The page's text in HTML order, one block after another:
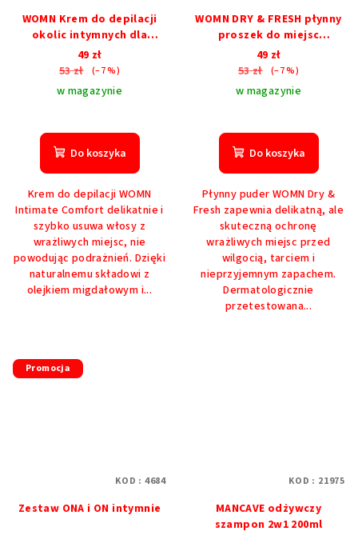
WOMN Krem do depilacji
okolic intymnych dla
kobiet
49 zł
53 zł
(–7 %)
w magazynie
Do koszyka
Krem do depilacji WOMN
Intimate Comfort delikatnie i
szybko usuwa włosy z
wrażliwych miejsc, nie
powodując podrażnień. Dzięki
naturalnemu składowi z
olejkiem migdałowym i...
WOMN DRY & FRESH płynny
proszek do miejsc
intymnych
49 zł
53 zł
(–7 %)
w magazynie
Do koszyka
Płynny puder WOMN Dry &
Fresh zapewnia delikatną, ale
skuteczną ochronę
wrażliwych miejsc przed
wilgocią, tarciem i
nieprzyjemnym zapachem.
Dermatologicznie
przetestowana...
Promocja
Zestaw ONA i ON intymnie
KOD : 4684
MANCAVE odżywczy
szampon 2w1 200ml
KOD : 21975